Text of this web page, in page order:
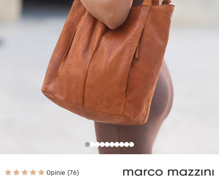
Opinie 76